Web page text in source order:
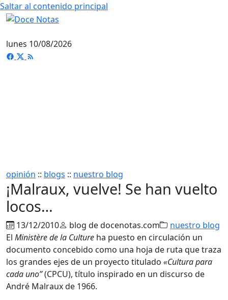
Saltar al contenido principal
lunes 10/08/2026
opinión :: blogs :: nuestro blog
¡Malraux, vuelve! Se han vuelto
locos…
13/12/2010 blog de docenotas.com
nuestro blog
El Ministère de la Culture ha puesto en circulación un
documento concebido como una hoja de ruta que traza
los grandes ejes de un proyecto titulado «Cultura para
cada uno”(CPCU), título inspirado en un discurso de
André Malraux de 1966.